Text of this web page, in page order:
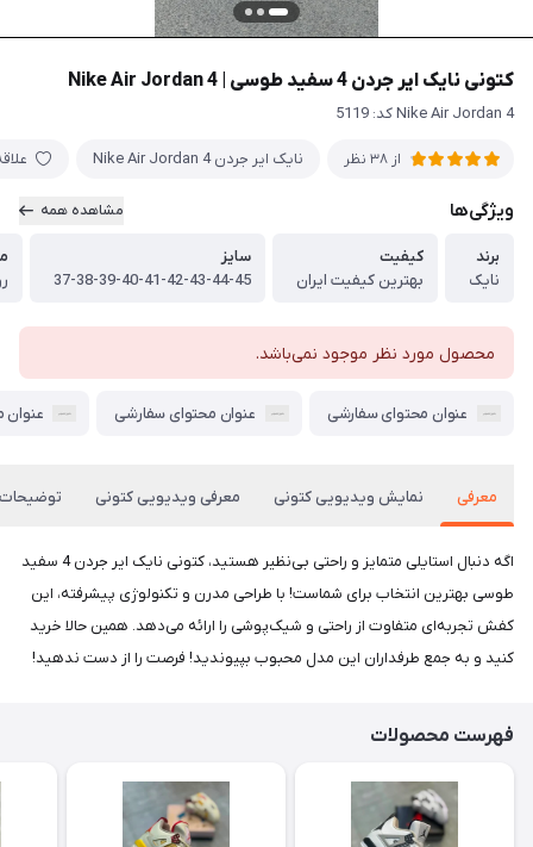
کتونی نایک ایر جردن 4 سفید طوسی | 4 Nike Air Jordan
Nike Air Jordan 4 کد: 5119
از 38 نظر نایک ایر جردن Nike Air Jordan 4
ویژگی‌ها مشاهده همه
برند
نایک
کیفیت
بهترین کیفیت ایران
سایز
37-38-39-40-41-42-43-44-45
محصول مورد نظر موجود نمی‌باشد.
عنوان محتوای سفارشی عنوان محتوای سفارشی عنوان
معرفی نمایش ویدیویی کتونی معرفی ویدیویی کتونی توضیحات
اگه دنبال استایلی متمایز و راحتی بی‌نظیر هستید، کتونی نایک ایر جردن 4 سفید
طوسی بهترین انتخاب برای شماست! با طراحی مدرن و تکنولوژی پیشرفته، این
کفش تجربه‌ای متفاوت از راحتی و شیک‌پوشی را ارائه می‌دهد. همین حالا خرید
کنید و به جمع طرفداران این مدل محبوب بپیوندید! فرصت را از دست ندهید!
فهرست محصولات